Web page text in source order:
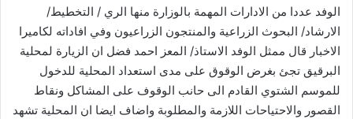
الوفد عددا من الادارات المهمة بالوزارة منها الري / التخطيط/
الارشاد/ البحوث الزراعية والمنتجون الزراعيون وفي افاداته لكاميرا
الاخبار قال ممثل الوفد الاستاذ/ المعز احمد فضل ان الزيارة لمحلية
البرقيق تجئ بغرض الوقوق على مدى استعداد المحلية للدخول
للموسم الشتوي القادم الى حانب الوقوف على المشاكل ونقاط
القصور والاحتياحات اللازمة والمطلوبة واضاف ايضا ان المحلية تشهد